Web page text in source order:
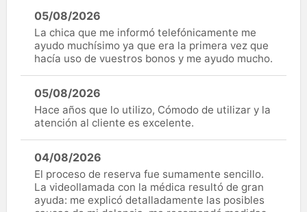
05/08/2026
La chica que me informó telefónicamente me
ayudo muchísimo ya que era la primera vez que
hacía uso de vuestros bonos y me ayudo mucho.
05/08/2026
Hace años que lo utilizo, Cómodo de utilizar y la
atención al cliente es excelente.
04/08/2026
El proceso de reserva fue sumamente sencillo.
La videollamada con la médica resultó de gran
ayuda: me explicó detalladamente las posibles